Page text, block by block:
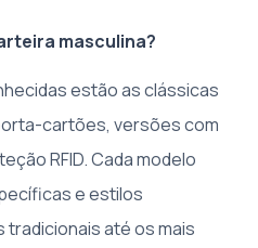
masculina?
estão as clássicas
cartões, versões com
RFID. Cada modelo
e estilos
até os mais